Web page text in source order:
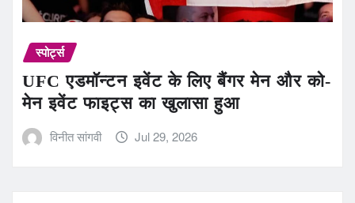
स्पोर्ट्स
UFC एडमॉन्टन इवेंट के लिए बैंगर मेन और को-
मेन इवेंट फाइट्स का खुलासा हुआ
विनीत सांगवी Jul 29, 2026